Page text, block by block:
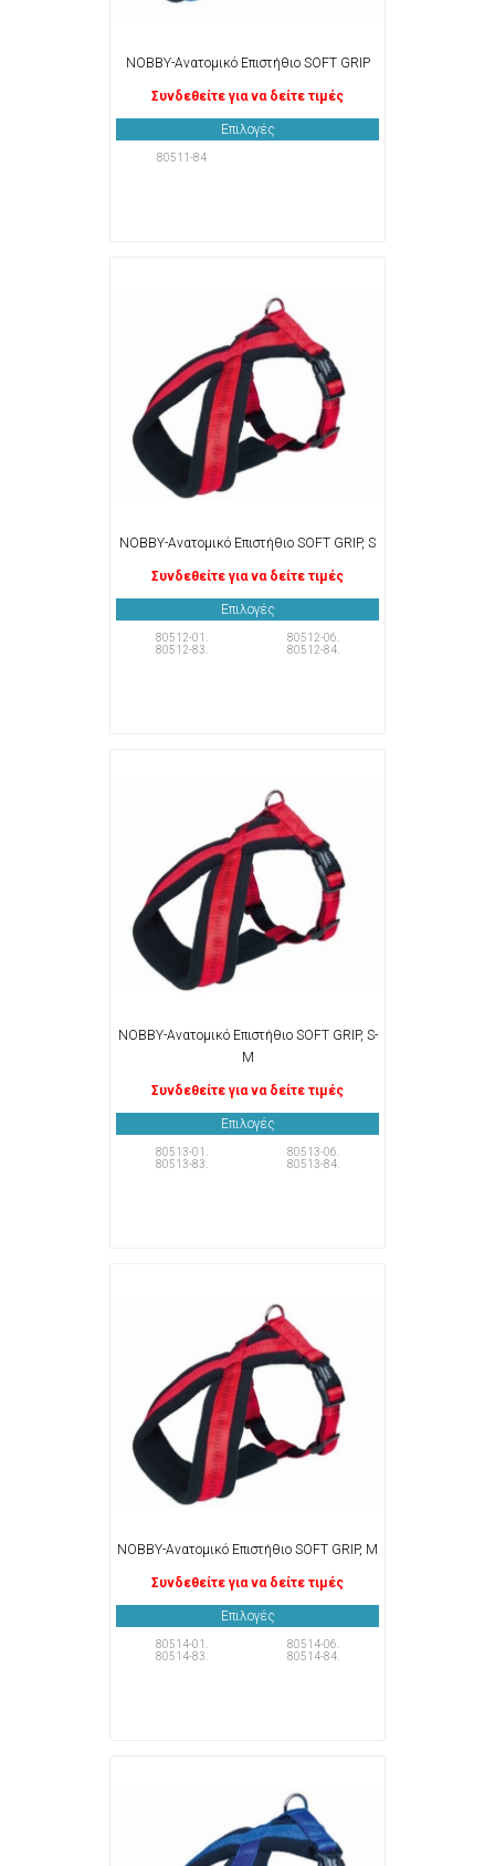
NOBBY-Ανατομικό Επιστήθιο SOFT GRIP
Συνδεθείτε για να δείτε τιμές
Επιλογές
80511-84
NOBBY-Ανατομικό Επιστήθιο SOFT GRIP, S
Συνδεθείτε για να δείτε τιμές
Επιλογές
80512-01.
80512-06.
80512-83.
80512-84.
NOBBY-Ανατομικό Επιστήθιο SOFT GRIP, S-
M
Συνδεθείτε για να δείτε τιμές
Επιλογές
80513-01.
80513-06.
80513-83.
80513-84.
NOBBY-Ανατομικό Επιστήθιο SOFT GRIP, M
Συνδεθείτε για να δείτε τιμές
Επιλογές
80514-01.
80514-06.
80514-83.
80514-84.